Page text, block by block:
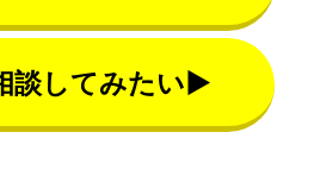
談してみたい▶